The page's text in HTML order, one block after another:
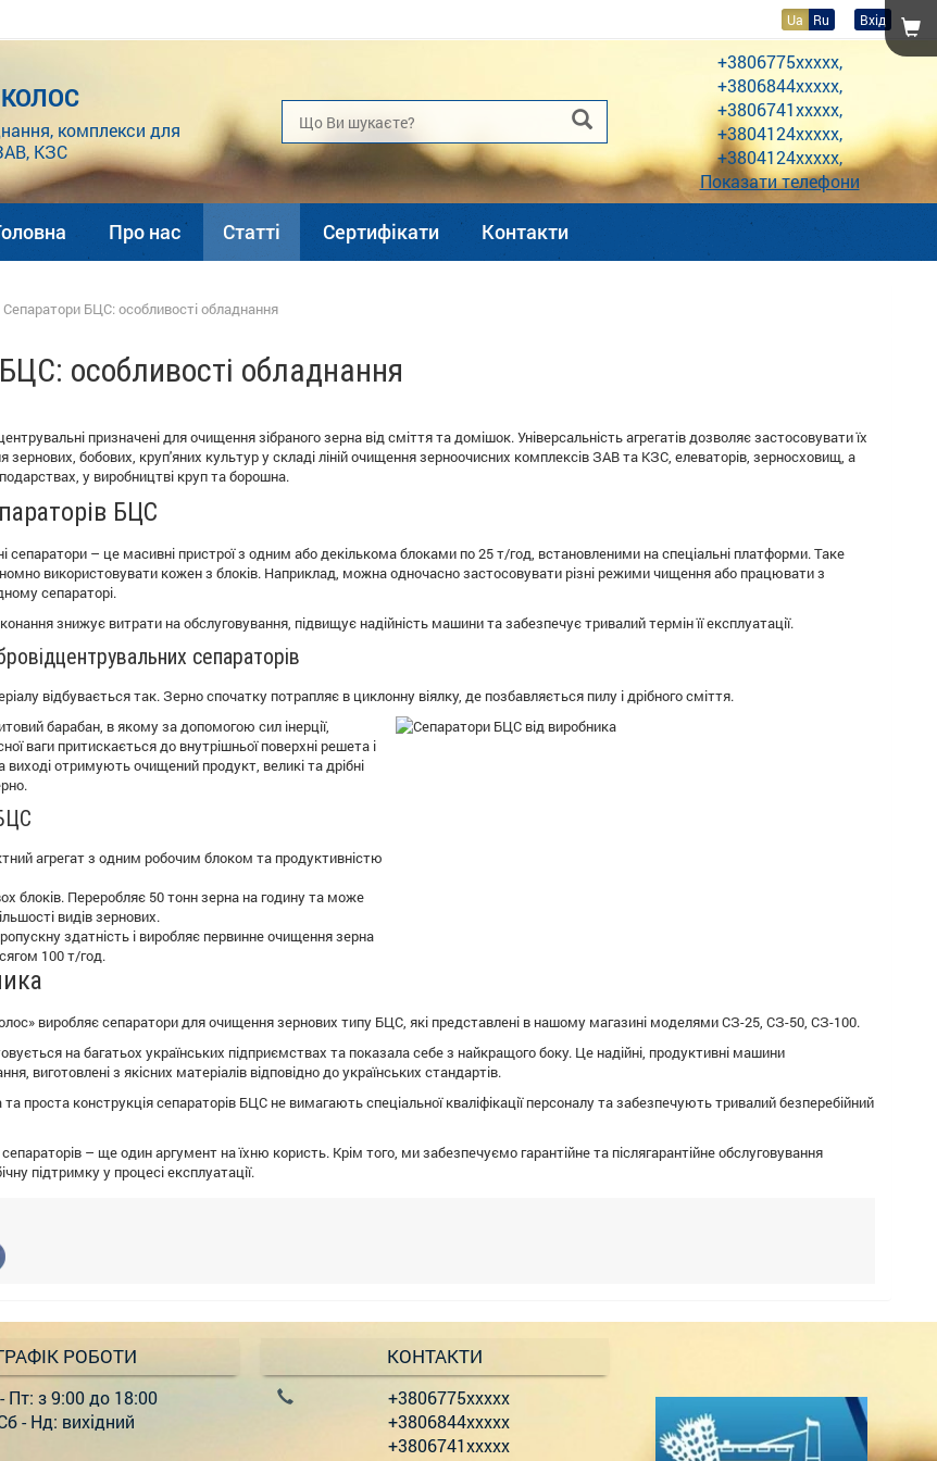
Ua Ru Вхід
комплекси для
КЗС
+3806775xxxxx,
+3806844xxxxx,
+3806741xxxxx,
+3804124xxxxx,
+3804124xxxxx,
Показати телефони
Про нас Статті Сертифікати Контакти
Сепаратори БЦС: особливості обладнання
особливості обладнання
призначені для очищення зібраного зерна від сміття та домішок. Універсальність агрегатів дозволяє застосовувати їх
зернових, бобових, круп'яних культур у складі ліній очищення зерноочисних комплексів ЗАВ та КЗС, елеваторів, зерносховищ, а
у виробництві круп та борошна.
БЦС
сепаратори – це масивні пристрої з одним або декількома блоками по 25 т/год, встановленими на спеціальні платформи. Таке
використовувати кожен з блоків. Наприклад, можна одночасно застосовувати різні режими чищення або працювати з
сепараторі.
знижує витрати на обслуговування, підвищує надійність машини та забезпечує тривалий термін її експлуатації.
сепараторів
відбувається так. Зерно спочатку потрапляє в циклонну віялку, де позбавляється пилу і дрібного сміття.
барабан, в якому за допомогою сил інерції,
ваги притискається до внутрішньої поверхні решета і
виході отримують очищений продукт, великі та дрібні
агрегат з одним робочим блоком та продуктивністю
блоків. Переробляє 50 тонн зерна на годину та може
видів зернових.
здатність і виробляє первинне очищення зерна
100 т/год.
виробляє сепаратори для очищення зернових типу БЦС, які представлені в нашому магазині моделями СЗ-25, СЗ-50, СЗ-100.
на багатьох українських підприємствах та показала себе з найкращого боку. Це надійні, продуктивні машини
виготовлені з якісних матеріалів відповідно до українських стандартів.
проста конструкція сепараторів БЦС не вимагають спеціальної кваліфікації персоналу та забезпечують тривалий безперебійний
– ще один аргумент на їхню користь. Крім того, ми забезпечуємо гарантійне та післягарантійне обслуговування
підтримку у процесі експлуатації.
РОБОТИ
Пт: з 9:00 до 18:00
- Нд: вихідний
КОНТАКТИ
+3806775xxxxx
+3806844xxxxx
+3806741xxxxx